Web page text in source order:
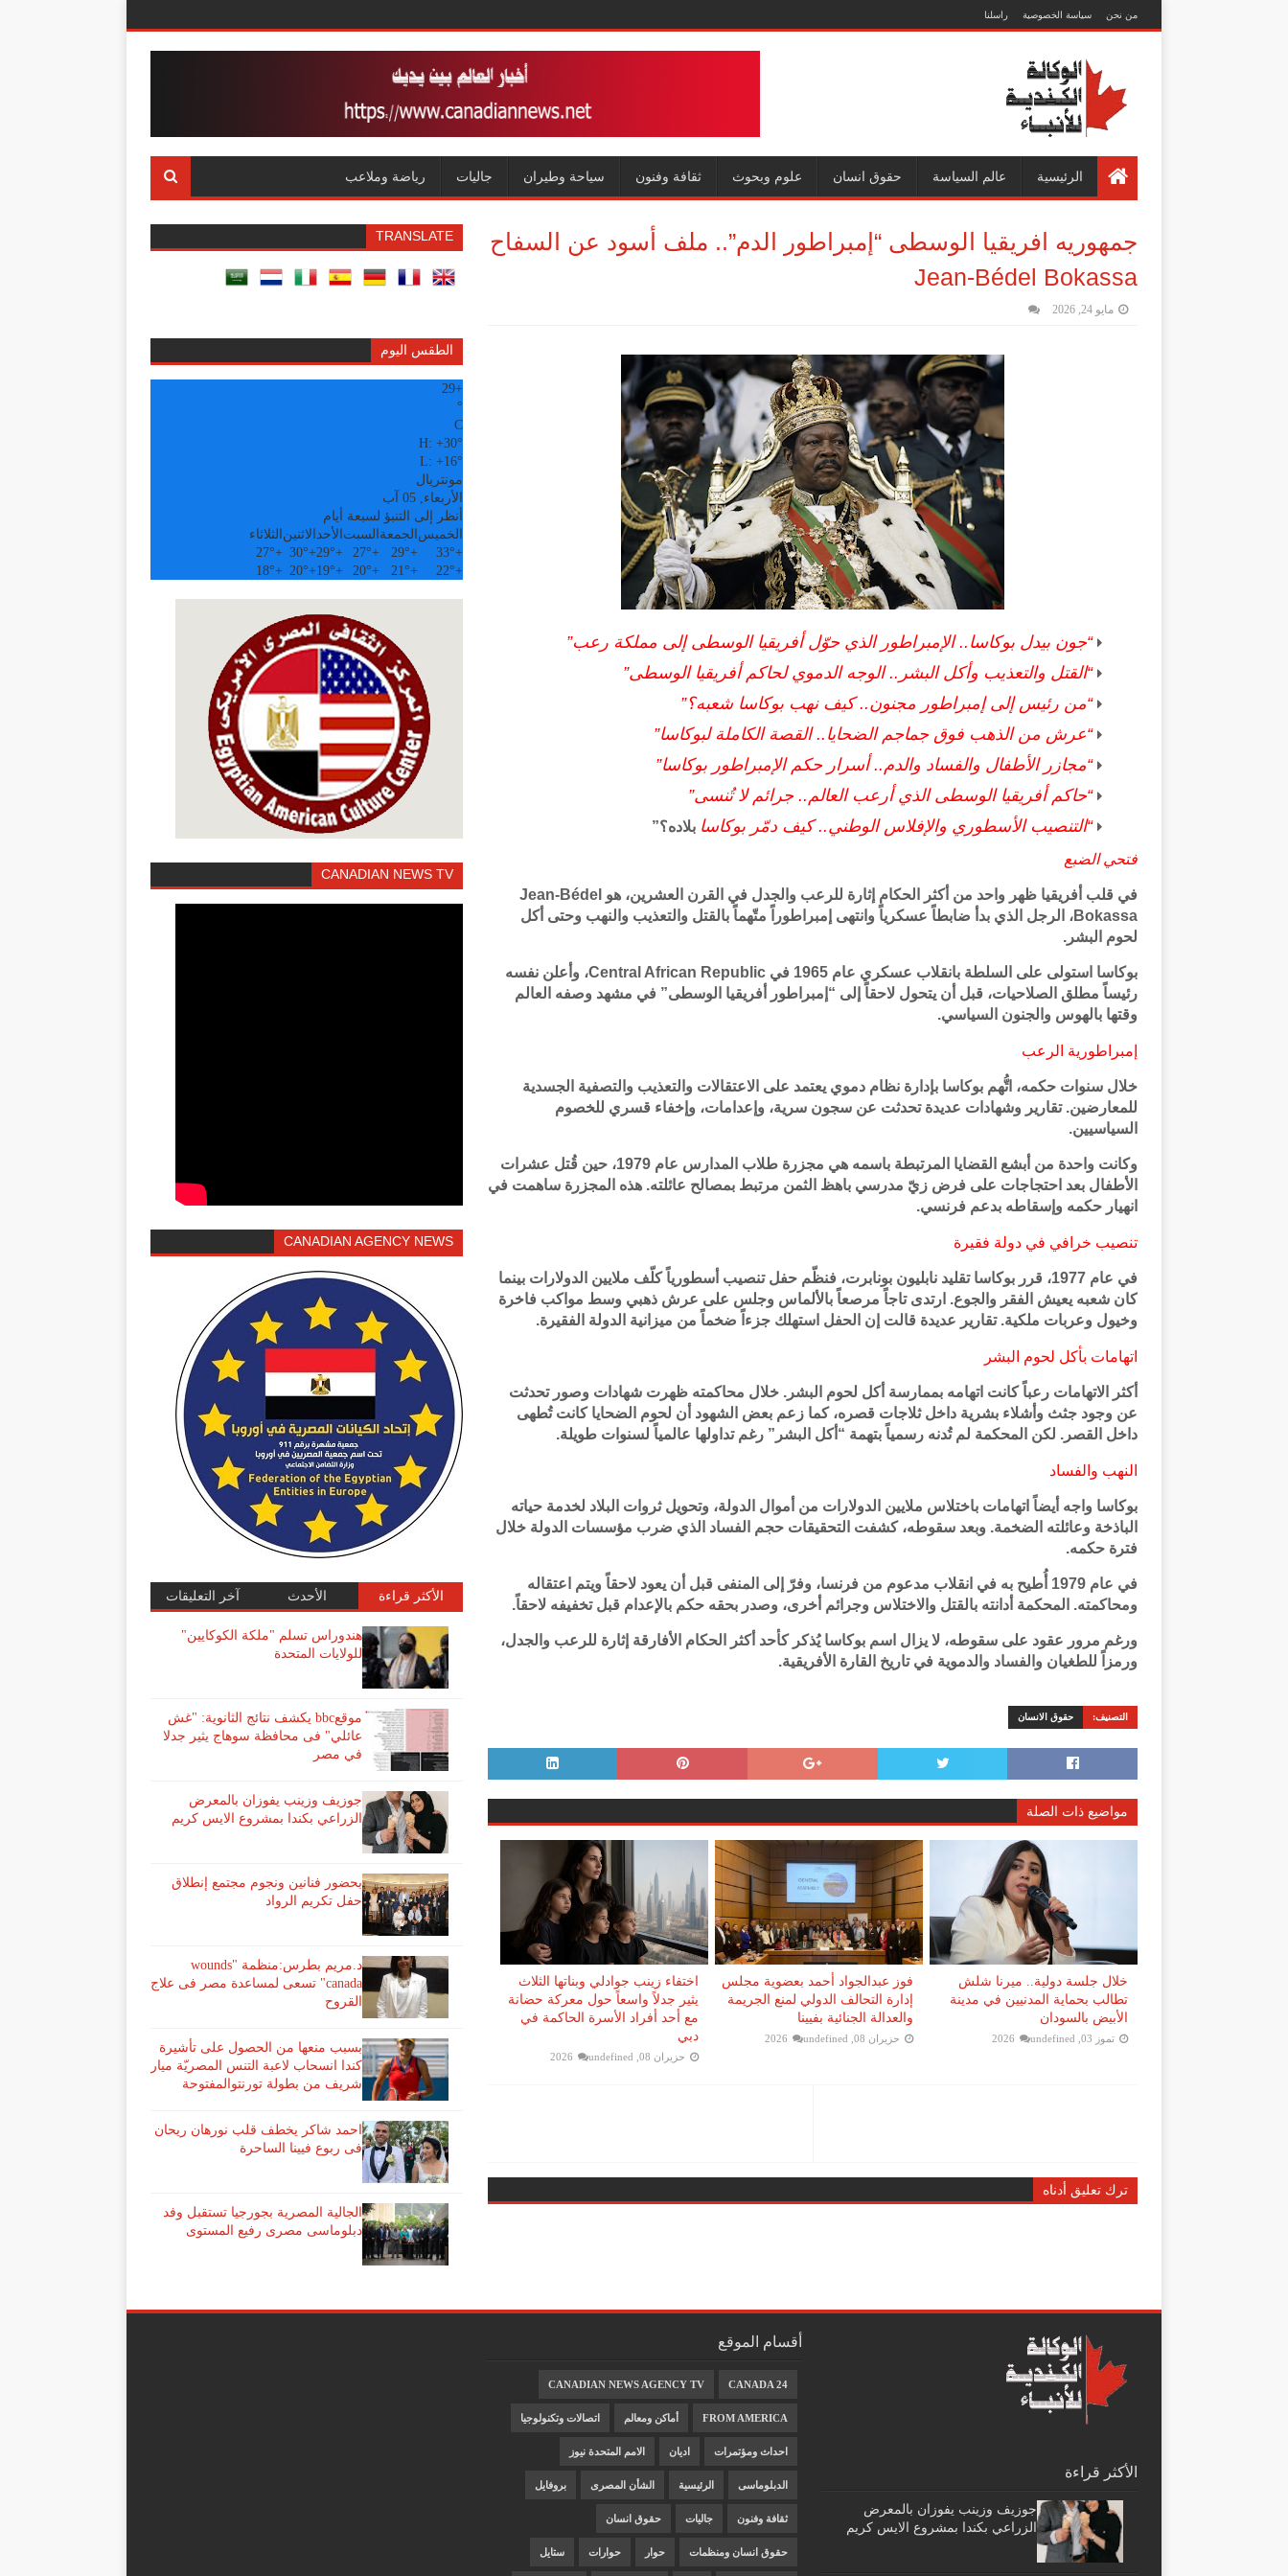
من نحن سياسة الخصوصية راسلنا
الرئيسية عالم السياسة حقوق انسان علوم وبحوث ثقافة وفنون سياحة وطيران جاليات رياضة وملاعب
جمهوريه افريقيا الوسطى “إمبراطور الدم”.. ملف أسود عن السفاح
Jean‑Bédel Bokassa
مايو 24, 2026
“جون بيدل بوكاسا.. الإمبراطور الذي حوّل أفريقيا الوسطى إلى مملكة رعب”
“القتل والتعذيب وأكل البشر.. الوجه الدموي لحاكم أفريقيا الوسطى”
“من رئيس إلى إمبراطور مجنون.. كيف نهب بوكاسا شعبه؟”
“عرش من الذهب فوق جماجم الضحايا.. القصة الكاملة لبوكاسا”
“مجازر الأطفال والفساد والدم.. أسرار حكم الإمبراطور بوكاسا”
“حاكم أفريقيا الوسطى الذي أرعب العالم.. جرائم لا تُنسى”
“التنصيب الأسطوري والإفلاس الوطني.. كيف دمّر بوكاسا بلاده؟”
فتحي الضبع
في قلب أفريقيا ظهر واحد من أكثر الحكام إثارة للرعب والجدل في القرن العشرين، هو Jean‑Bédel
Bokassa، الرجل الذي بدأ ضابطاً عسكرياً وانتهى إمبراطوراً متّهماً بالقتل والتعذيب والنهب وحتى أكل
لحوم البشر.
بوكاسا استولى على السلطة بانقلاب عسكري عام 1965 في Central African Republic، وأعلن نفسه
رئيساً مطلق الصلاحيات، قبل أن يتحول لاحقاً إلى “إمبراطور أفريقيا الوسطى” في مشهد وصفه العالم
وقتها بالهوس والجنون السياسي.
إمبراطورية الرعب
خلال سنوات حكمه، اتُّهم بوكاسا بإدارة نظام دموي يعتمد على الاعتقالات والتعذيب والتصفية الجسدية
للمعارضين. تقارير وشهادات عديدة تحدثت عن سجون سرية، وإعدامات، وإخفاء قسري للخصوم
السياسيين.
وكانت واحدة من أبشع القضايا المرتبطة باسمه هي مجزرة طلاب المدارس عام 1979، حين قُتل عشرات
الأطفال بعد احتجاجات على فرض زيّ مدرسي باهظ الثمن مرتبط بمصالح عائلته. هذه المجزرة ساهمت في
انهيار حكمه وإسقاطه بدعم فرنسي.
تنصيب خرافي في دولة فقيرة
في عام 1977، قرر بوكاسا تقليد نابليون بونابرت، فنظّم حفل تنصيب أسطورياً كلّف ملايين الدولارات بينما
كان شعبه يعيش الفقر والجوع. ارتدى تاجاً مرصعاً بالألماس وجلس على عرش ذهبي وسط مواكب فاخرة
وخيول وعربات ملكية. تقارير عديدة قالت إن الحفل استهلك جزءاً ضخماً من ميزانية الدولة الفقيرة.
اتهامات بأكل لحوم البشر
أكثر الاتهامات رعباً كانت اتهامه بممارسة أكل لحوم البشر. خلال محاكمته ظهرت شهادات وصور تحدثت
عن وجود جثث وأشلاء بشرية داخل ثلاجات قصره، كما زعم بعض الشهود أن لحوم الضحايا كانت تُطهى
داخل القصر. لكن المحكمة لم تُدنه رسمياً بتهمة “أكل البشر” رغم تداولها عالمياً لسنوات طويلة.
النهب والفساد
بوكاسا واجه أيضاً اتهامات باختلاس ملايين الدولارات من أموال الدولة، وتحويل ثروات البلاد لخدمة حياته
الباذخة وعائلته الضخمة. وبعد سقوطه، كشفت التحقيقات حجم الفساد الذي ضرب مؤسسات الدولة خلال
فترة حكمه.
في عام 1979 أُطيح به في انقلاب مدعوم من فرنسا، وفرّ إلى المنفى قبل أن يعود لاحقاً ويتم اعتقاله
ومحاكمته. المحكمة أدانته بالقتل والاختلاس وجرائم أخرى، وصدر بحقه حكم بالإعدام قبل تخفيفه لاحقاً.
ورغم مرور عقود على سقوطه، لا يزال اسم بوكاسا يُذكر كأحد أكثر الحكام الأفارقة إثارة للرعب والجدل،
ورمزاً للطغيان والفساد والدموية في تاريخ القارة الأفريقية.
التصنيف: حقوق الانسان
مواضيع ذات الصلة
خلال جلسة دولية.. ميرنا شلش
تطالب بحماية المدنيين في مدينة
الأبيض بالسودان
تموز 03, 2026 undefined
فوز عبدالجواد أحمد بعضوية مجلس
إدارة التحالف الدولي لمنع الجريمة
والعدالة الجنائية بفيينا
حزيران 08, 2026 undefined
اختفاء زينب جوادلي وبناتها الثلاث
يثير جدلاً واسعاً حول معركة حضانة
مع أحد أفراد الأسرة الحاكمة في
دبي
حزيران 08, 2026 undefined
ترك تعليق أدناه
TRANSLATE
الطقس اليوم
+
29
°
C
H: +30°
L: +16°
مونتريال
الأربعاء, 05 آب
أنظر إلى التنبؤ لسبعة أيام
الخميس الجمعة السبت الأحد الاثنين الثلاثاء
+
33°
+
29°
+
27°
+
29°
+
30°
+
27°
+
22°
+
21°
+
20°
+
19°
+
20°
+
18°
CANADIAN NEWS TV
CANADIAN AGENCY NEWS
الأكثر قراءة الأحدث آخر التعليقات
هندوراس تسلم "ملكة الكوكايين"
للولايات المتحدة
موقعbbc يكشف نتائج الثانوية: "غش
عائلي" فى محافظة سوهاج يثير جدلا
في مصر
جوزيف وزينب يفوزان بالمعرض
الزراعي بكندا بمشروع الايس كريم
بحضور فنانين ونجوم مجتمع إنطلاق
حفل تكريم الرواد
د.مريم بطرس:منظمة "wounds
canada" تسعى لمساعدة مصر فى علاج
القروح
بسبب منعها من الحصول على تأشيرة
كندا انسحاب لاعبة ​التنس​ المصريّة ​ميار
شريف​ من بطولة ​تورنتو​المفتوحة
احمد شاكر يخطف قلب نورهان ريحان
فى ربوع فيينا الساحرة
الجالية المصرية بجورجيا تستقبل وفد
دبلوماسى مصرى رفيع المستوى
الأكثر قراءة
جوزيف وزينب يفوزان بالمعرض
الزراعي بكندا بمشروع الايس كريم
أقسام الموقع
CANADA 24
CANADIAN NEWS AGENCY TV
FROM AMERICA أماكن ومعالم اتصالات وتكنولوجيا
احداث ومؤتمرات اديان الامم المتحدة نيوز
الدبلوماسى الرئيسية الشأن المصرى بروفايل
ثقافة وفنون جاليات حقوق انسان
حقوق انسان ومنظمات حوار حوارات ستايل